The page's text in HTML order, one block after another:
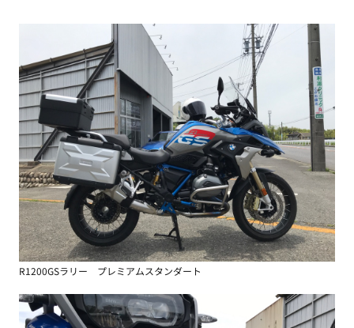
R1200GSラリー プレミアムスタンダート